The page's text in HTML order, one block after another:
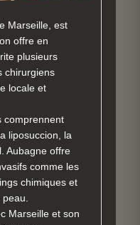
Marseille, est
offre en
plusieurs
chirurgiens
locale et
comprennent
liposuccion, la
Aubagne offre
comme les
chimiques et
Marseille et son